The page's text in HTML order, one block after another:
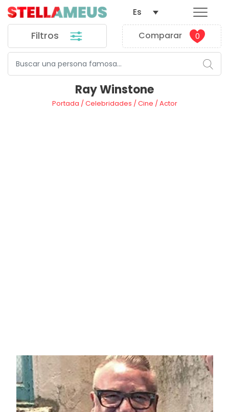
Filtros Comparar 0
Es
Ray Winstone
Portada /Celebridades /Cine /Actor